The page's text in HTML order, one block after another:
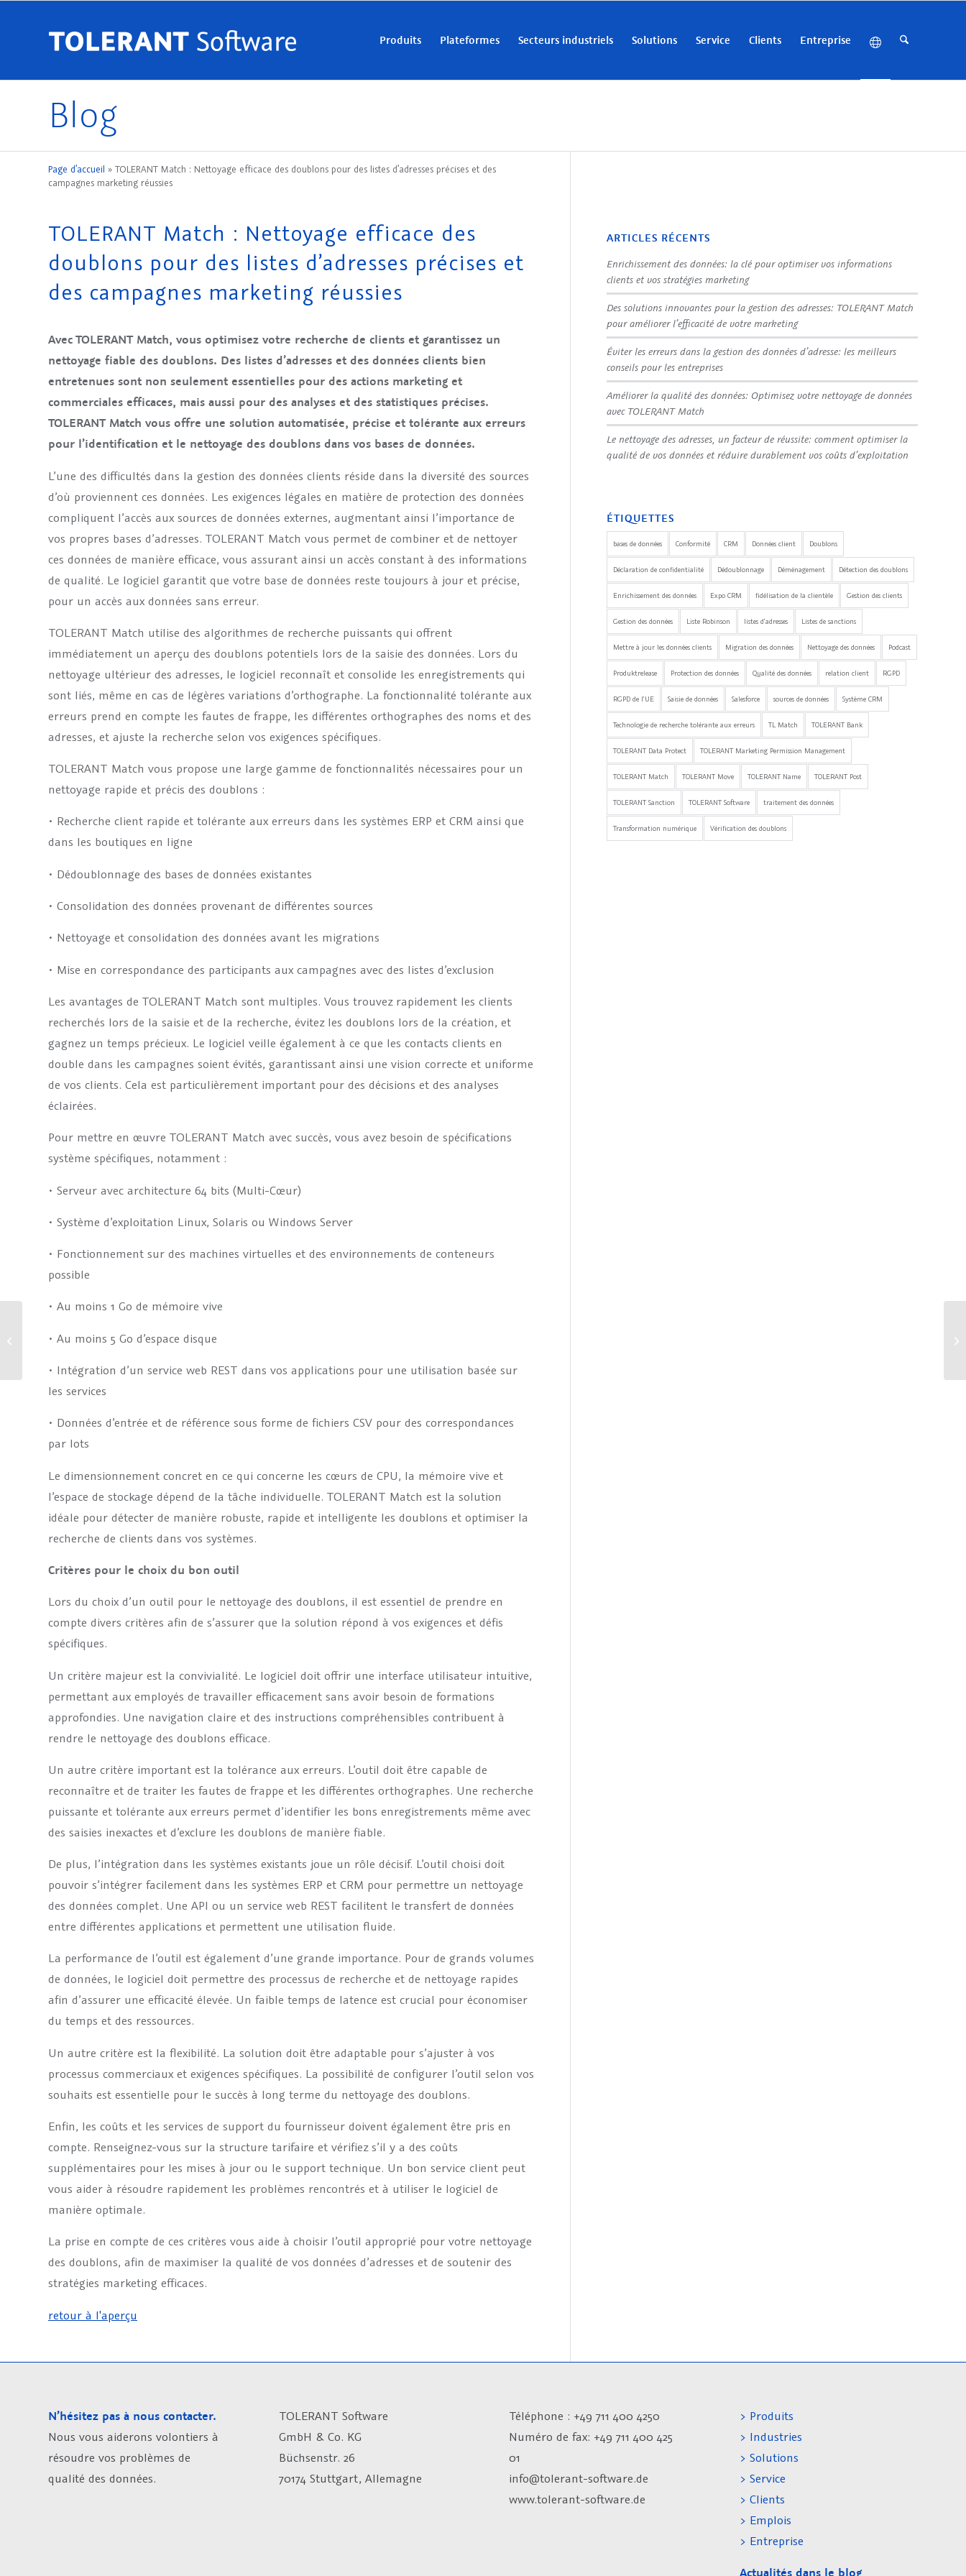
Produits Plateformes Secteurs industriels Solutions Service Clients Entreprise
Blog
Page d’accueil » TOLERANT Match : Nettoyage efficace des doublons pour des listes d’adresses précises et des
campagnes marketing réussies
TOLERANT Match : Nettoyage efficace des
doublons pour des listes d’adresses précises et
des campagnes marketing réussies
Avec TOLERANT Match, vous optimisez votre recherche de clients et garantissez un
nettoyage fiable des doublons. Des listes d’adresses et des données clients bien
entretenues sont non seulement essentielles pour des actions marketing et
commerciales efficaces, mais aussi pour des analyses et des statistiques précises.
TOLERANT Match vous offre une solution automatisée, précise et tolérante aux erreurs
pour l’identification et le nettoyage des doublons dans vos bases de données.
L’une des difficultés dans la gestion des données clients réside dans la diversité des sources
d’où proviennent ces données. Les exigences légales en matière de protection des données
compliquent l’accès aux sources de données externes, augmentant ainsi l’importance de
vos propres bases d’adresses. TOLERANT Match vous permet de combiner et de nettoyer
ces données de manière efficace, vous assurant ainsi un accès constant à des informations
de qualité. Le logiciel garantit que votre base de données reste toujours à jour et précise,
pour un accès aux données sans erreur.
TOLERANT Match utilise des algorithmes de recherche puissants qui offrent
immédiatement un aperçu des doublons potentiels lors de la saisie des données. Lors du
nettoyage ultérieur des adresses, le logiciel reconnaît et consolide les enregistrements qui
sont liés, même en cas de légères variations d’orthographe. La fonctionnalité tolérante aux
erreurs prend en compte les fautes de frappe, les différentes orthographes des noms et des
adresses, et ajuste la recherche selon vos exigences spécifiques.
TOLERANT Match vous propose une large gamme de fonctionnalités nécessaires pour un
nettoyage rapide et précis des doublons :
• Recherche client rapide et tolérante aux erreurs dans les systèmes ERP et CRM ainsi que
dans les boutiques en ligne
• Dédoublonnage des bases de données existantes
• Consolidation des données provenant de différentes sources
• Nettoyage et consolidation des données avant les migrations
• Mise en correspondance des participants aux campagnes avec des listes d’exclusion
Les avantages de TOLERANT Match sont multiples. Vous trouvez rapidement les clients
recherchés lors de la saisie et de la recherche, évitez les doublons lors de la création, et
gagnez un temps précieux. Le logiciel veille également à ce que les contacts clients en
double dans les campagnes soient évités, garantissant ainsi une vision correcte et uniforme
de vos clients. Cela est particulièrement important pour des décisions et des analyses
éclairées.
Pour mettre en œuvre TOLERANT Match avec succès, vous avez besoin de spécifications
système spécifiques, notamment :
• Serveur avec architecture 64 bits (Multi-Cœur)
• Système d’exploitation Linux, Solaris ou Windows Server
• Fonctionnement sur des machines virtuelles et des environnements de conteneurs
possible
• Au moins 1 Go de mémoire vive
• Au moins 5 Go d’espace disque
• Intégration d’un service web REST dans vos applications pour une utilisation basée sur
les services
• Données d’entrée et de référence sous forme de fichiers CSV pour des correspondances
par lots
Le dimensionnement concret en ce qui concerne les cœurs de CPU, la mémoire vive et
l’espace de stockage dépend de la tâche individuelle. TOLERANT Match est la solution
idéale pour détecter de manière robuste, rapide et intelligente les doublons et optimiser la
recherche de clients dans vos systèmes.
Critères pour le choix du bon outil
Lors du choix d’un outil pour le nettoyage des doublons, il est essentiel de prendre en
compte divers critères afin de s’assurer que la solution répond à vos exigences et défis
spécifiques.
Un critère majeur est la convivialité. Le logiciel doit offrir une interface utilisateur intuitive,
permettant aux employés de travailler efficacement sans avoir besoin de formations
approfondies. Une navigation claire et des instructions compréhensibles contribuent à
rendre le nettoyage des doublons efficace.
Un autre critère important est la tolérance aux erreurs. L’outil doit être capable de
reconnaître et de traiter les fautes de frappe et les différentes orthographes. Une recherche
puissante et tolérante aux erreurs permet d’identifier les bons enregistrements même avec
des saisies inexactes et d’exclure les doublons de manière fiable.
De plus, l’intégration dans les systèmes existants joue un rôle décisif. L’outil choisi doit
pouvoir s’intégrer facilement dans les systèmes ERP et CRM pour permettre un nettoyage
des données complet. Une API ou un service web REST facilitent le transfert de données
entre différentes applications et permettent une utilisation fluide.
La performance de l’outil est également d’une grande importance. Pour de grands volumes
de données, le logiciel doit permettre des processus de recherche et de nettoyage rapides
afin d’assurer une efficacité élevée. Un faible temps de latence est crucial pour économiser
du temps et des ressources.
Un autre critère est la flexibilité. La solution doit être adaptable pour s’ajuster à vos
processus commerciaux et exigences spécifiques. La possibilité de configurer l’outil selon vos
souhaits est essentielle pour le succès à long terme du nettoyage des doublons.
Enfin, les coûts et les services de support du fournisseur doivent également être pris en
compte. Renseignez-vous sur la structure tarifaire et vérifiez s’il y a des coûts
supplémentaires pour les mises à jour ou le support technique. Un bon service client peut
vous aider à résoudre rapidement les problèmes rencontrés et à utiliser le logiciel de
manière optimale.
La prise en compte de ces critères vous aide à choisir l’outil approprié pour votre nettoyage
des doublons, afin de maximiser la qualité de vos données d’adresses et de soutenir des
stratégies marketing efficaces.
retour à l'aperçu
ARTICLES RÉCENTS
Enrichissement des données: la clé pour optimiser vos informations
clients et vos stratégies marketing
Des solutions innovantes pour la gestion des adresses: TOLERANT Match
pour améliorer l’efficacité de votre marketing
Éviter les erreurs dans la gestion des données d’adresse: les meilleurs
conseils pour les entreprises
Améliorer la qualité des données: Optimisez votre nettoyage de données
avec TOLERANT Match
Le nettoyage des adresses, un facteur de réussite: comment optimiser la
qualité de vos données et réduire durablement vos coûts d’exploitation
ÉTIQUETTES
bases de données Conformité CRM Données client Doublons
Déclaration de confidentialité Dédoublonnage Déménagement Détection des doublons
Enrichissement des données Expo CRM fidélisation de la clientèle Gestion des clients
Gestion des données Liste Robinson listes d'adresses Listes de sanctions
Mettre à jour les données clients Migration des données Nettoyage des données Podcast
Produktrelease Protection des données Qualité des données relation client RGPD
RGPD de l'UE Saisie de données Salesforce sources de données Système CRM
Technologie de recherche tolérante aux erreurs TL Match TOLERANT Bank
TOLERANT Data Protect TOLERANT Marketing Permission Management
TOLERANT Match TOLERANT Move TOLERANT Name TOLERANT Post
TOLERANT Sanction TOLERANT Software traitement des données
Transformation numérique Vérification des doublons
N’hésitez pas à nous contacter.
Nous vous aiderons volontiers à
résoudre vos problèmes de
qualité des données.
TOLERANT Software
GmbH & Co. KG
Büchsenstr. 26
70174 Stuttgart, Allemagne
Téléphone : +49 711 400 4250
Numéro de fax: +49 711 400 425
01
info@tolerant-software.de
www.tolerant-software.de
> Produits
> Industries
> Solutions
> Service
> Clients
> Emplois
> Entreprise
vos données : conseils
TOLERANT...